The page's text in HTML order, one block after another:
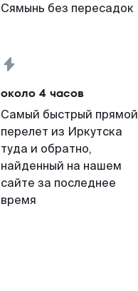
Сямынь без пересадок
около 4 часов
Самый быстрый прямой
перелет из Иркутска
туда и обратно,
найденный на нашем
сайте за последнее
время